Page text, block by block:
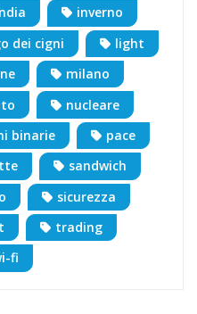
inverno
dei cigni
light
milano
nucleare
binarie
pace
sandwich
sicurezza
trading
fi